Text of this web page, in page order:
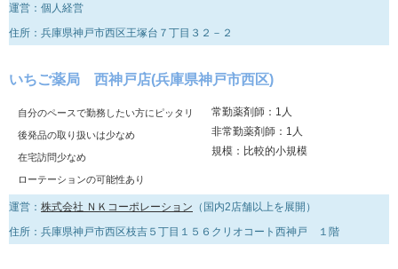
運営：個人経営
住所：兵庫県神戸市西区王塚台７丁目３２－２
いちご薬局 西神戸店(兵庫県神戸市西区)
自分のペースで勤務したい方にピッタリ
後発品の取り扱いは少なめ
在宅訪問少なめ
ローテーションの可能性あり
常勤薬剤師：1人
非常勤薬剤師：1人
規模：比較的小規模
運営： 株式会社 ＮＫコーポレーション （国内2店舗以上を展開）
住所：兵庫県神戸市西区枝吉５丁目１５６クリオコート西神戸 １階